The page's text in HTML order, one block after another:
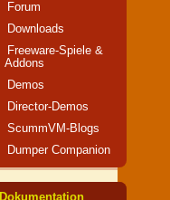
Forum
Downloads
Freeware-Spiele &
Addons
Demos
Director-Demos
ScummVM-Blogs
Dumper Companion
Dokumentation